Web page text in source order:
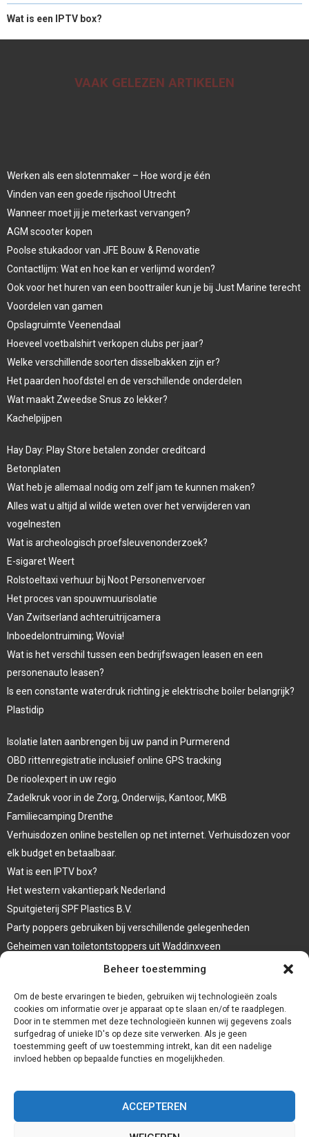
Beheer toestemming
Om de beste ervaringen te bieden, gebruiken wij technologieën zoals
cookies om informatie over je apparaat op te slaan en/of te raadplegen.
Door in te stemmen met deze technologieën kunnen wij gegevens zoals
surfgedrag of unieke ID's op deze site verwerken. Als je geen
toestemming geeft of uw toestemming intrekt, kan dit een nadelige
invloed hebben op bepaalde functies en mogelijkheden.
ACCEPTEREN
Wat is een IPTV box?
VAAK GELEZEN ARTIKELEN
Werken als een slotenmaker – Hoe word je één
Vinden van een goede rijschool Utrecht
Wanneer moet jij je meterkast vervangen?
AGM scooter kopen
Poolse stukadoor van JFE Bouw & Renovatie
Contactlijm: Wat en hoe kan er verlijmd worden?
Ook voor het huren van een boottrailer kun je bij Just Marine terecht
Voordelen van gamen
Opslagruimte Veenendaal
Hoeveel voetbalshirt verkopen clubs per jaar?
Welke verschillende soorten disselbakken zijn er?
Het paarden hoofdstel en de verschillende onderdelen
Wat maakt Zweedse Snus zo lekker?
Kachelpijpen
Hay Day: Play Store betalen zonder creditcard
Betonplaten
Wat heb je allemaal nodig om zelf jam te kunnen maken?
Alles wat u altijd al wilde weten over het verwijderen van
vogelnesten
Wat is archeologisch proefsleuvenonderzoek?
E-sigaret Weert
Rolstoeltaxi verhuur bij Noot Personenvervoer
Het proces van spouwmuurisolatie
Van Zwitserland achteruitrijcamera
Inboedelontruiming; Wovia!
Wat is het verschil tussen een bedrijfswagen leasen en een
personenauto leasen?
Is een constante waterdruk richting je elektrische boiler belangrijk?
Plastidip
Isolatie laten aanbrengen bij uw pand in Purmerend
OBD rittenregistratie inclusief online GPS tracking
De rioolexpert in uw regio
Zadelkruk voor in de Zorg, Onderwijs, Kantoor, MKB
Familiecamping Drenthe
Verhuisdozen online bestellen op net internet. Verhuisdozen voor
elk budget en betaalbaar.
Wat is een IPTV box?
Het western vakantiepark Nederland
Spuitgieterij SPF Plastics B.V.
Party poppers gebruiken bij verschillende gelegenheden
Geheimen van toiletontstoppers uit Waddinxveen
Vormen van terrasaankleding